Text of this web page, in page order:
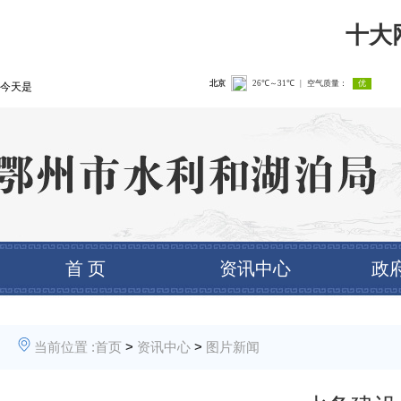
十大
今天是
首 页 资讯中心 政
当前位置 :首页 > 资讯中心 > 图片新闻